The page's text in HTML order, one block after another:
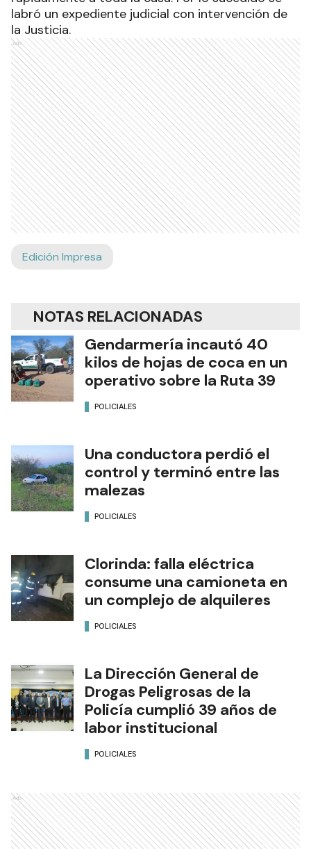
labró un expediente judicial con intervención de
la Justicia.
Ads
Edición Impresa
NOTAS RELACIONADAS
Gendarmería incautó 40
kilos de hojas de coca en un
operativo sobre la Ruta 39
POLICIALES
Una conductora perdió el
control y terminó entre las
malezas
POLICIALES
Clorinda: falla eléctrica
consume una camioneta en
un complejo de alquileres
POLICIALES
La Dirección General de
Drogas Peligrosas de la
Policía cumplió 39 años de
labor institucional
POLICIALES
Ads